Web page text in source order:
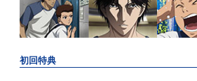
初回特典